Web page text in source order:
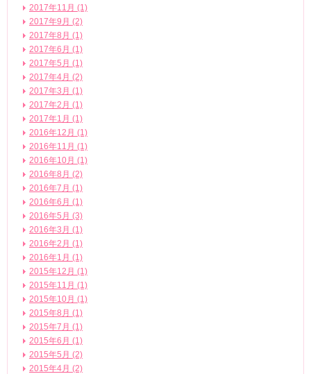
2017年11月 (1)
2017年9月 (2)
2017年8月 (1)
2017年6月 (1)
2017年5月 (1)
2017年4月 (2)
2017年3月 (1)
2017年2月 (1)
2017年1月 (1)
2016年12月 (1)
2016年11月 (1)
2016年10月 (1)
2016年8月 (2)
2016年7月 (1)
2016年6月 (1)
2016年5月 (3)
2016年3月 (1)
2016年2月 (1)
2016年1月 (1)
2015年12月 (1)
2015年11月 (1)
2015年10月 (1)
2015年8月 (1)
2015年7月 (1)
2015年6月 (1)
2015年5月 (2)
2015年4月 (2)